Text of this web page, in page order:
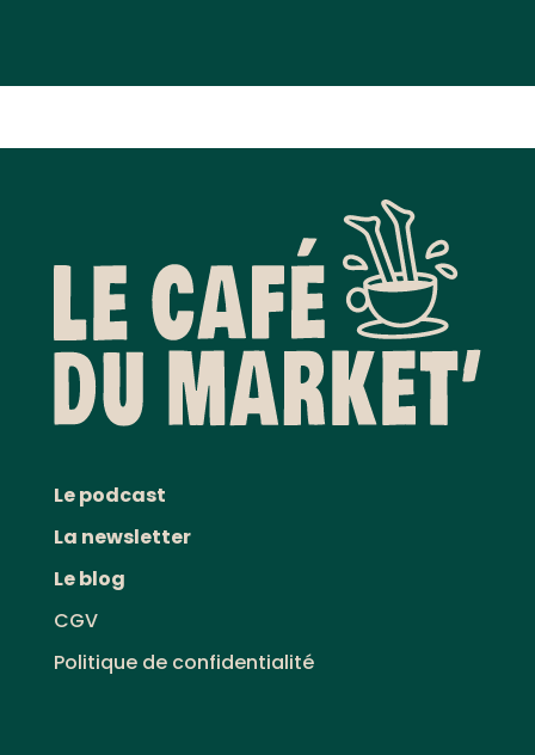
Le podcast
La newsletter
Le blog
CGV
Politique de confidentialité